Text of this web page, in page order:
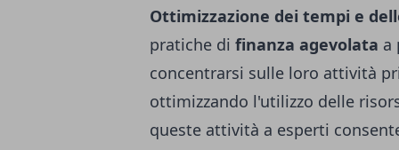
Ottimizzazione dei tempi e
pratiche di finanza agevolata a
concentrarsi sulle loro attività
ottimizzando l'utilizzo delle
queste attività a esperti